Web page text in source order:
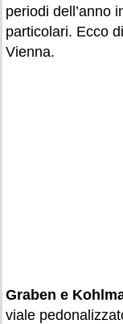
periodi dell’anno
particolari. Ecco
Vienna.
Graben e
viale